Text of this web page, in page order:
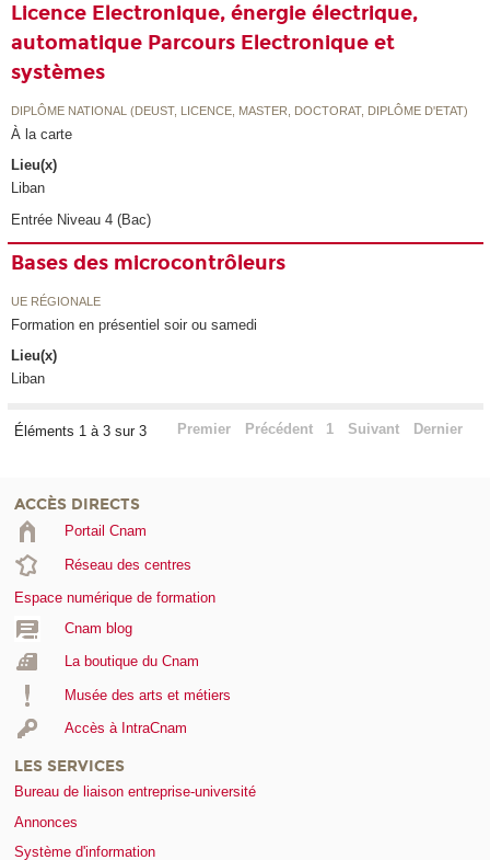
Licence Electronique, énergie électrique,
automatique Parcours Electronique et
systèmes
DIPLÔME NATIONAL (DEUST, LICENCE, MASTER, DOCTORAT, DIPLÔME D'ETAT)
À la carte
Lieu(x)
Liban
Entrée Niveau 4 (Bac)
Bases des microcontrôleurs
UE RÉGIONALE
Formation en présentiel soir ou samedi
Lieu(x)
Liban
Éléments 1 à 3 sur 3 Premier Précédent 1 Suivant Dernier
ACCÈS DIRECTS
Portail Cnam
Réseau des centres
Espace numérique de formation
Cnam blog
La boutique du Cnam
Musée des arts et métiers
Accès à IntraCnam
LES SERVICES
Bureau de liaison entreprise-université
Annonces
Système d'information